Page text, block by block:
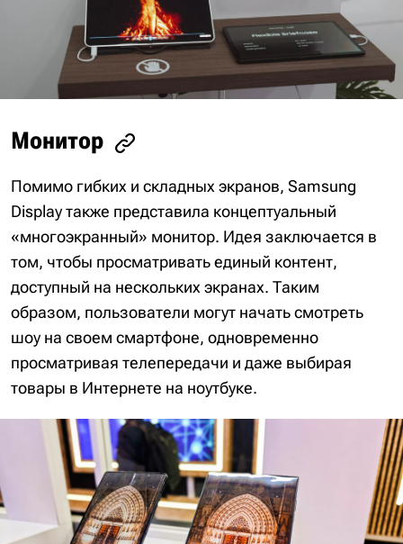
Монитор
Помимо гибких и складных экранов, Samsung
Display также представила концептуальный
«многоэкранный» монитор. Идея заключается в
том, чтобы просматривать единый контент,
доступный на нескольких экранах. Таким
образом, пользователи могут начать смотреть
шоу на своем смартфоне, одновременно
просматривая телепередачи и даже выбирая
товары в Интернете на ноутбуке.